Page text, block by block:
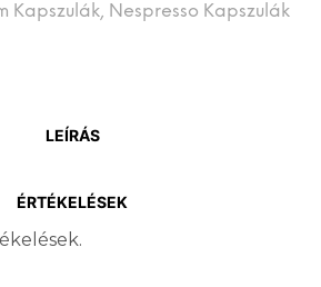
Kapszulák, Nespresso Kapszulák
LEÍRÁS
ÉRTÉKELÉSEK